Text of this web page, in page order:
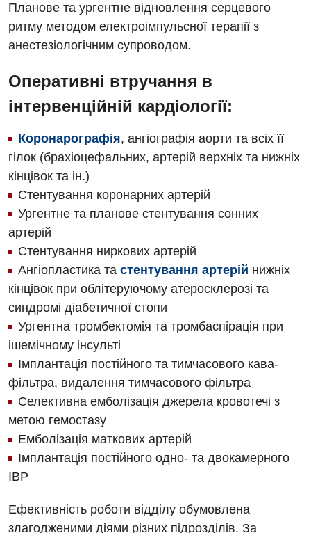
Вакансії
Заходи БПР
Безкоштовні операції
Енциклопедія
Програма лояльності
Відгуки
Відео
Діагностика
Діагностичне відділення
Комп’ютерна томографія
Магнітно-резонансна томографія
Мамографія
Нейросонографія
Рентгенографія
УЗД
Для дорослих
Акушерство і гінекологія
Алергологія, імунологія
Андрологія
Безоплатні послуги
Вакцинація
Відділення кардіосудинної патології та неврології
Відділ госпіталізації
Відділення кардіосудинної патології та неврології
Відділення невідкладних станів
Відділення інтенсивної терапії
Гінекологічне відділення
Денний стаціонар
Діагностичне відділення
Ендоскопічне відділення
Онкологічне відділлення
Офтальмологічне відділення
Педіатричне відділення
Терапевтичне відділення
Травматологічне відділення
Урологічне відділення
Хірургічне відділення
Декларування
Лікування гострого інфаркту
Національний скринінг здоров’я 40+
Українська
Російська
Планове та ургентне відновлення серцевого
ритму методом електроімпульсної терапії з
анестезіологічним супроводом.
Оперативні втручання в
інтервенційній кардіології:
Коронарографія, ангіографія аорти та всіх її
гілок (брахіоцефальних, артерій верхніх та нижніх
кінцівок та ін.)
Стентування коронарних артерій
Ургентне та планове стентування сонних
артерій
Стентування ниркових артерій
Ангіопластика та стентування артерій нижніх
кінцівок при облітеруючому атеросклерозі та
синдромі діабетичної стопи
Ургентна тромбектомія та тромбаспірація при
ішемічному інсульті
Імплантація постійного та тимчасового кава-
фільтра, видалення тимчасового фільтра
Селективна емболізація джерела кровотечі з
метою гемостазу
Емболізація маткових артерій
Імплантація постійного одно- та двокамерного
ІВР
Ефективність роботи відділу обумовлена
злагодженими діями різних підрозділів. За